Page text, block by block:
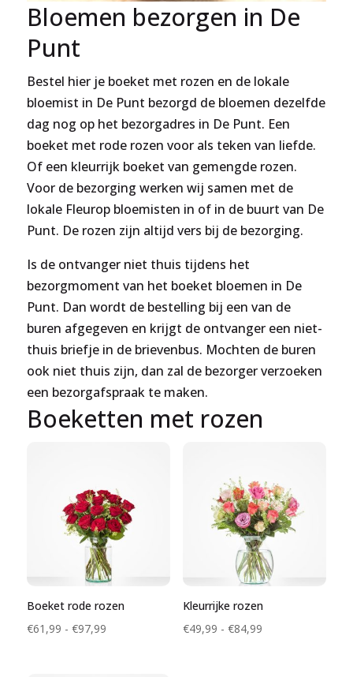
Bloemen bezorgen in De
Punt
Bestel hier je boeket met rozen en de lokale
bloemist in De Punt bezorgd de bloemen dezelfde
dag nog op het bezorgadres in De Punt. Een
boeket met rode rozen voor als teken van liefde.
Of een kleurrijk boeket van gemengde rozen.
Voor de bezorging werken wij samen met de
lokale Fleurop bloemisten in of in de buurt van De
Punt. De rozen zijn altijd vers bij de bezorging.
Is de ontvanger niet thuis tijdens het
bezorgmoment van het boeket bloemen in De
Punt. Dan wordt de bestelling bij een van de
buren afgegeven en krijgt de ontvanger een niet-
thuis briefje in de brievenbus. Mochten de buren
ook niet thuis zijn, dan zal de bezorger verzoeken
een bezorgafspraak te maken.
Boeketten met rozen
Boeket rode rozen
€61,99 - €97,99Prijsklasse:
Kleurrijke rozen
€49,99 - €84,99Prijsklasse: